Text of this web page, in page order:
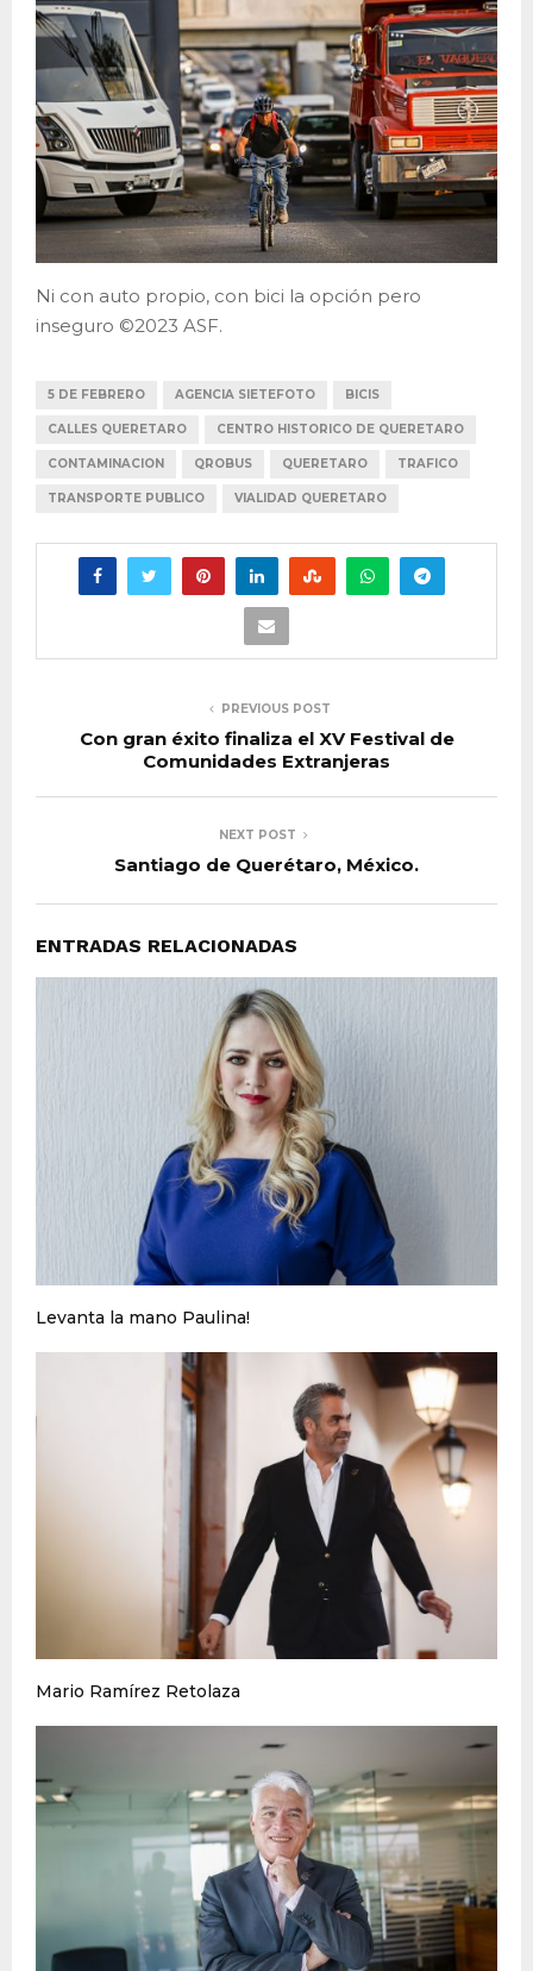
Ni con auto propio, con bici la opción pero
inseguro ©2023 ASF.
5 DE FEBRERO AGENCIA SIETEFOTO BICIS
CALLES QUERETARO CENTRO HISTORICO DE QUERETARO
CONTAMINACION QROBUS QUERETARO TRAFICO
TRANSPORTE PUBLICO VIALIDAD QUERETARO
PREVIOUS POST
Con gran éxito finaliza el XV Festival de
Comunidades Extranjeras
NEXT POST
Santiago de Querétaro, México.
ENTRADAS RELACIONADAS
Levanta la mano Paulina!
Mario Ramírez Retolaza